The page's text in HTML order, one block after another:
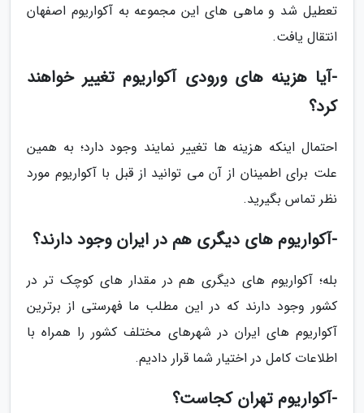
تعطیل شد و ماهی های این مجموعه به آکواریوم اصفهان
انتقال یافت.
-آیا هزینه های ورودی آکواریوم تغییر خواهند
کرد؟
احتمال اینکه هزینه ها تغییر نمایند وجود دارد؛ به همین
علت برای اطمینان از آن می توانید از قبل با آکواریوم مورد
نظر تماس بگیرید.
-آکواریوم های دیگری هم در ایران وجود دارند؟
بله؛ آکواریوم های دیگری هم در مقدار های کوچک تر در
کشور وجود دارند که در این مطلب ما فهرستی از برترین
آکواریوم های ایران در شهرهای مختلف کشور را همراه با
اطلاعات کامل در اختیار شما قرار دادیم.
-آکواریوم تهران کجاست؟